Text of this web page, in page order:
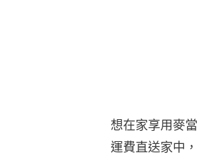
想在家享用麥
運費直送家中